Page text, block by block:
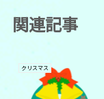
関連記事
クリスマス